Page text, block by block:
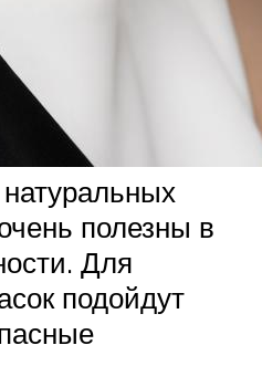
полезны в
Для
подойдут